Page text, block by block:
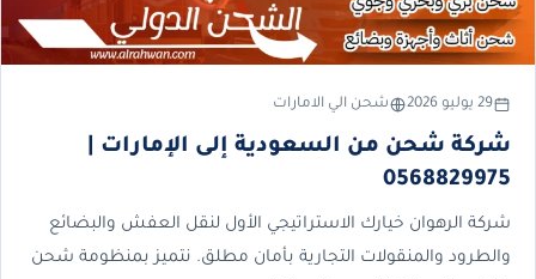
29 يوليو 2026 شحن الي الامارات
شركة شحن من السعودية إلى الإمارات |
0568829975
شركة الرهوان خيارك الاستراتيجي الأول لنقل العفش والبضائع
والطرود والمنقولات التجارية بأمان مطلق. نتميز بمنظومة شحن